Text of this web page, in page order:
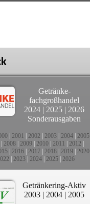
Getränke-
fachgroßhandel
2024 | 2025 | 2026
Sonderausgaben
2001 2002 2003 2004 2005
2008 2009 2010 2011 2012
2016 2017 2018 2019 2020
2023| 2024| 2025| 2026
Getränkering-Aktiv
2003 | 2004 | 2005